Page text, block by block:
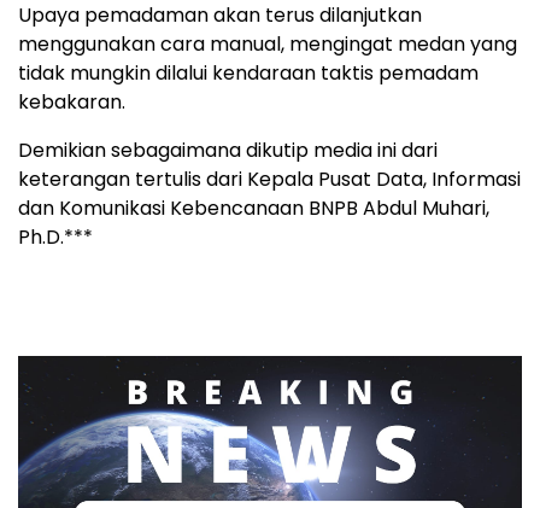
Upaya pemadaman akan terus dilanjutkan
menggunakan cara manual, mengingat medan yang
tidak mungkin dilalui kendaraan taktis pemadam
kebakaran.
Demikian sebagaimana dikutip media ini dari
keterangan tertulis dari Kepala Pusat Data, Informasi
dan Komunikasi Kebencanaan BNPB Abdul Muhari,
Ph.D.***